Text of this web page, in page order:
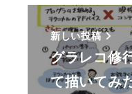
新しい投稿
グラレコ修
て描いて